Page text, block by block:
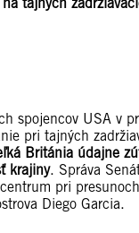
tajných
spojencov USA v
pri tajných
Británia údajne
krajiny. Správa
pri
Diego Garcia.